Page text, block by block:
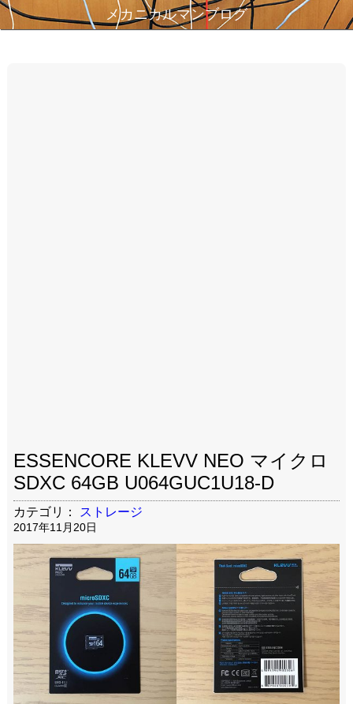
メカニカルマンブログ
ESSENCORE KLEVV NEO マイクロ
SDXC 64GB U064GUC1U18-D
カテゴリ： ストレージ
2017年11月20日